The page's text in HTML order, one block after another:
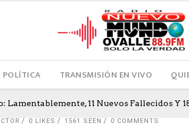
POLÍTICA TRANSMISIÓN EN VIVO
Lamentablemente, 11 Nuevos Fallecidos Y
0 LIKES 1561 SEEN 0 COMMENTS